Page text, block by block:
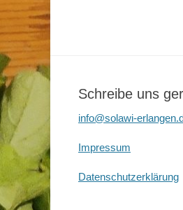
Schreibe uns
info@solawi-
Impressum
Datenschutzerklärung